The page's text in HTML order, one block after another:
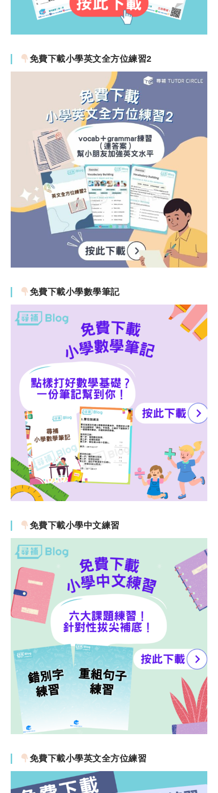
免費下載小學英文全方位練習2
免費下載小學數學筆記
免費下載小學中文練習
免費下載小學英文全方位練習